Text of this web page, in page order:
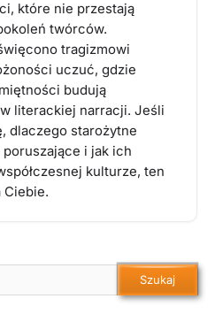
które nie przestają
twórców.
tragizmowi
uczuć, gdzie
budują
literackiej narracji. Jeśli
dlaczego starożytne
i jak ich
kulturze, ten
Ciebie.
Szukaj